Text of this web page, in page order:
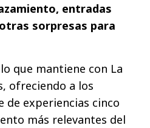
entradas
sorpresas para
que mantiene con La
ofreciendo a los
experiencias cinco
más relevantes del